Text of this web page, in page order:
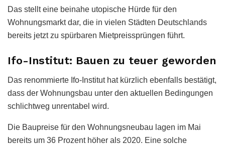
Das stellt eine beinahe utopische Hürde für den
Wohnungsmarkt dar, die in vielen Städten Deutschlands
bereits jetzt zu spürbaren Mietpreissprüngen führt.
Ifo-Institut: Bauen zu teuer geworden
Das renommierte Ifo-Institut hat kürzlich ebenfalls bestätigt,
dass der Wohnungsbau unter den aktuellen Bedingungen
schlichtweg unrentabel wird.
Die Baupreise für den Wohnungsneubau lagen im Mai
bereits um 36 Prozent höher als 2020. Eine solche